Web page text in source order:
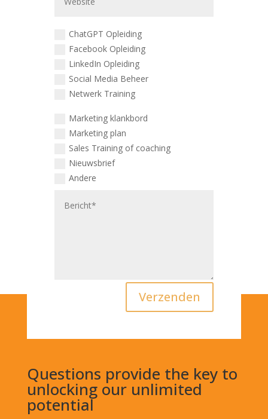
ChatGPT Opleiding
Facebook Opleiding
LinkedIn Opleiding
Social Media Beheer
Netwerk Training
Marketing klankbord
Marketing plan
Sales Training of coaching
Nieuwsbrief
Andere
Verzenden
Questions provide the key to
unlocking our unlimited
potential